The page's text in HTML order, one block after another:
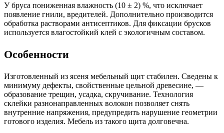
У бруса пониженная влажность (10 ± 2) %, что исключает
появление гнили, вредителей. Дополнительно производится
обработка растворами антисептиков. Для фиксации брусков
используется влагостойкий клей с экологичным составом.
Особенности
Изготовленный из ясеня мебельный щит стабилен. Сведены к
минимуму дефекты, свойственные цельной древесине, —
образование трещин, усадка, скручивание. Технология
склейки разнонаправленных волокон позволяет снять
внутренние напряжения, предупредить нарушение геометрии
готового изделия. Мебель из такого щита долговечна.